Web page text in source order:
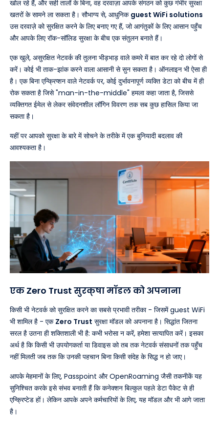
खोल रहे हैं, और सही तालों के बिना, वह दरवाज़ा आपके संगठन को कुछ गंभीर सुरक्षा
खतरों के सामने ला सकता है। सौभाग्य से, आधुनिक guest WiFi solutions
उस दरवाज़े को सुरक्षित करने के लिए बनाए गए हैं, जो आगंतुकों के लिए आसान पहुँच
और आपके लिए रॉक-सॉलिड सुरक्षा के बीच एक संतुलन बनाते हैं।
एक खुले, असुरक्षित नेटवर्क की तुलना भीड़भाड़ वाले कमरे में बात कर रहे दो लोगों से
करें। कोई भी ताक-झांक करने वाला आसानी से सुन सकता है। ऑनलाइन भी ऐसा ही
है। एक बिना एन्क्रिप्शन वाले नेटवर्क पर, कोई दुर्भावनापूर्ण व्यक्ति डेटा को बीच में ही
रोक सकता है जिसे "man-in-the-middle" हमला कहा जाता है, जिससे
व्यक्तिगत ईमेल से लेकर संवेदनशील लॉगिन विवरण तक सब कुछ हासिल किया जा
सकता है।
यहीं पर आपको सुरक्षा के बारे में सोचने के तरीके में एक बुनियादी बदलाव की
आवश्यकता है।
एक Zero Trust सुरक्षा मॉडल को अपनाना
किसी भी नेटवर्क को सुरक्षित करने का सबसे प्रभावी तरीका - जिसमें guest WiFi
भी शामिल है - एक Zero Trust सुरक्षा मॉडल को अपनाना है। सिद्धांत जितना
सरल है उतना ही शक्तिशाली भी है: कभी भरोसा न करें, हमेशा सत्यापित करें। इसका
अर्थ है कि किसी भी उपयोगकर्ता या डिवाइस को तब तक नेटवर्क संसाधनों तक पहुँच
नहीं मिलती जब तक कि उनकी पहचान बिना किसी संदेह के सिद्ध न हो जाए।
आपके मेहमानों के लिए, Passpoint और OpenRoaming जैसी तकनीकें यह
सुनिश्चित करके इसे संभव बनाती हैं कि कनेक्शन बिल्कुल पहले डेटा पैकेट से ही
एन्क्रिप्टेड हों। लेकिन आपके अपने कर्मचारियों के लिए, यह मॉडल और भी आगे जाता
है।